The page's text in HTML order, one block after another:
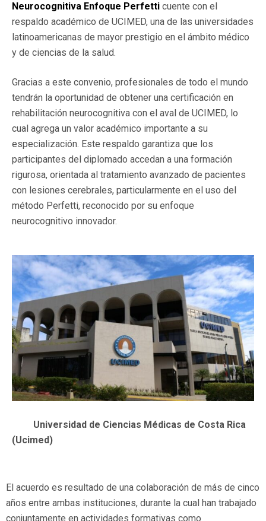
Neurocognitiva Enfoque Perfetti cuente con el
respaldo académico de UCIMED, una de las universidades
latinoamericanas de mayor prestigio en el ámbito médico
y de ciencias de la salud.
Gracias a este convenio, profesionales de todo el mundo
tendrán la oportunidad de obtener una certificación en
rehabilitación neurocognitiva con el aval de UCIMED, lo
cual agrega un valor académico importante a su
especialización. Este respaldo garantiza que los
participantes del diplomado accedan a una formación
rigurosa, orientada al tratamiento avanzado de pacientes
con lesiones cerebrales, particularmente en el uso del
método Perfetti, reconocido por su enfoque
neurocognitivo innovador.
Universidad de Ciencias Médicas de Costa Rica
(Ucimed)
El acuerdo es resultado de una colaboración de más de cinco
años entre ambas instituciones, durante la cual han trabajado
conjuntamente en actividades formativas como